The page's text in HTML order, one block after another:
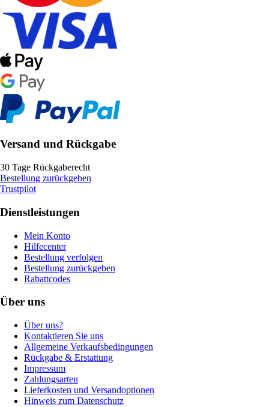
Versand und Rückgabe
30 Tage Rückgaberecht
Bestellung zurückgeben
Trustpilot
Dienstleistungen
Mein Konto
Hilfecenter
Bestellung verfolgen
Bestellung zurückgeben
Rabattcodes
Über uns
Über uns?
Kontaktieren Sie uns
Allgemeine Verkaufsbedingungen
Rückgabe & Erstattung
Impressum
Zahlungsarten
Lieferkosten und Versandoptionen
Hinweis zum Datenschutz